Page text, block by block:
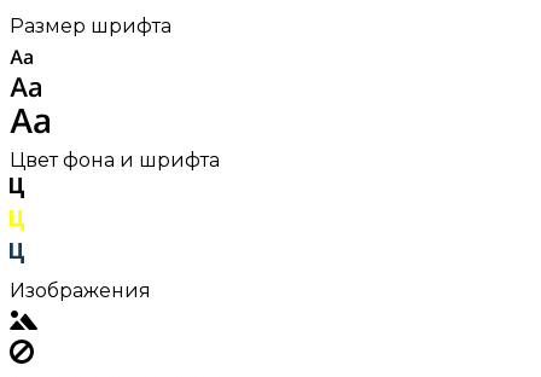
Размер шрифта
Цвет фона и шрифта
Изображения